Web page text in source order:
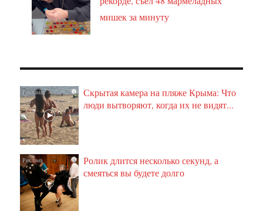
мишек за минуту
i
Скрытая камера на пляже Крыма: Что
люди вытворяют, когда их не видят...
i
Ролик длится несколько секунд, а
смеяться вы будете долго